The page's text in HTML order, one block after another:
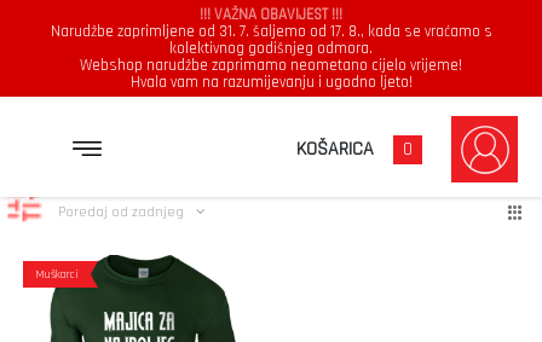
!!! VAŽNA OBAVIJEST !!!
Narudžbe zaprimljene od 31. 7. šaljemo od 17. 8., kada se vraćamo s
kolektivnog godišnjeg odmora.
Webshop narudžbe zaprimamo neometano cijelo vrijeme!
Hvala vam na razumijevanju i ugodno ljeto!
KOŠARICA 0
najbolji kum Prikazuje se jedan rezultat
Poredaj od zadnjeg
Muškarci